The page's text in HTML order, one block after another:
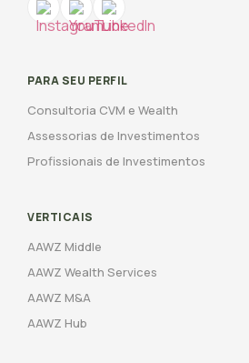
PARA SEU PERFIL
Consultoria CVM e Wealth
Assessorias de Investimentos
Profissionais de Investimentos
VERTICAIS
AAWZ Middle
AAWZ Wealth Services
AAWZ M&A
AAWZ Hub